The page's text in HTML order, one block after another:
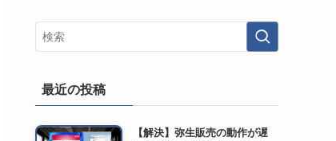
最近の投稿
【解決】弥生販売の動作が遅